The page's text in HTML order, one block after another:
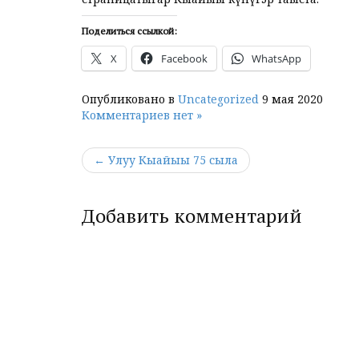
Поделиться ссылкой:
X Facebook WhatsApp
Опубликовано в Uncategorized 9 мая 2020
Комментариев нет »
← Улуу Кыайыы 75 сыла
Добавить комментарий